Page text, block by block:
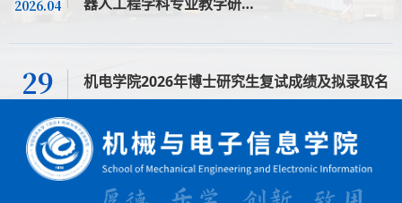
2026.04
29
机电学院2026年博士研究生复试成绩及拟录取名
24
机电学院2026年博士研究生复试成绩及拟录取名